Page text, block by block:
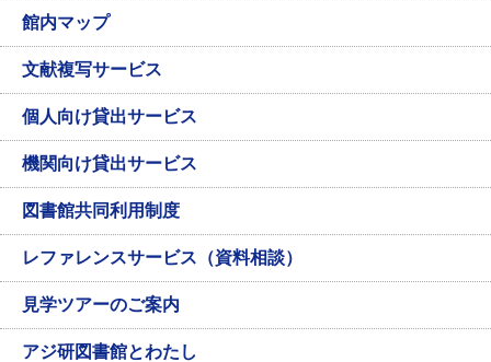
館内マップ
文献複写サービス
個人向け貸出サービス
機関向け貸出サービス
図書館共同利用制度
レファレンスサービス（資料相談）
見学ツアーのご案内
アジ研図書館とわたし